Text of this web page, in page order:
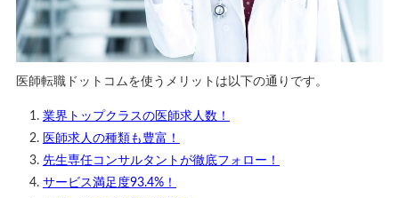
医師転職ドットコムを使うメリットは以下の通りです。
業界トップクラスの医師求人数！
医師求人の種類も豊富！
先生専任コンサルタントが徹底フォロー！
サービス満足度93.4%！